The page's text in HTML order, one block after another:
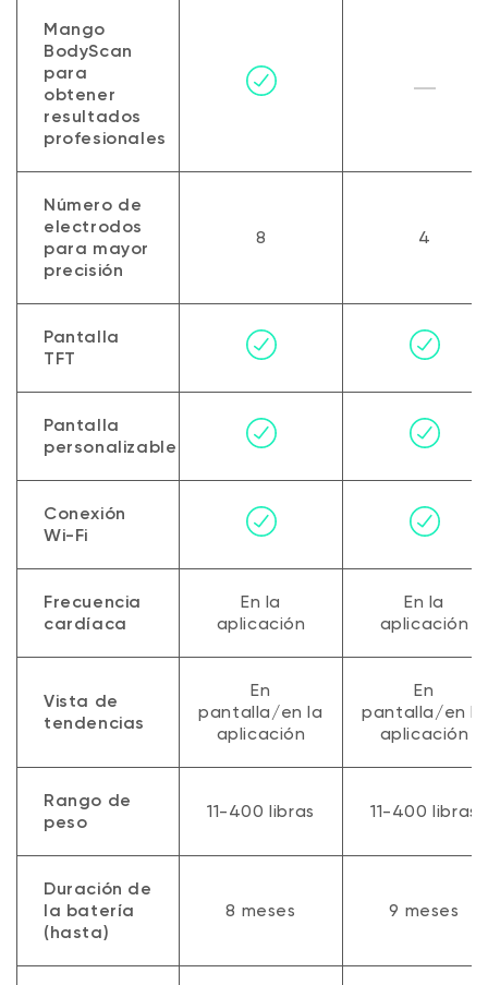
Mango
BodyScan
para
obtener
resultados
profesionales
Número de
electrodos
para mayor
precisión
8 4
Pantalla
TFT
Pantalla
personalizable
Conexión
Wi-Fi
Frecuencia
cardíaca
En la
aplicación
En la
aplicación
Vista de
tendencias
En
pantalla/en la
aplicación
En
pantalla/en la
aplicación
Rango de
peso
11-400 libras 11-400 libras
Duración de
la batería
(hasta)
8 meses 9 meses